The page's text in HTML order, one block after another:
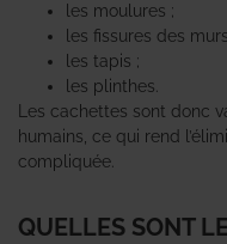
les moulures ;
les fissures des
les tapis ;
les plinthes.
Les cachettes sont donc
humains, ce qui rend
compliquée.
QUELLES SONT